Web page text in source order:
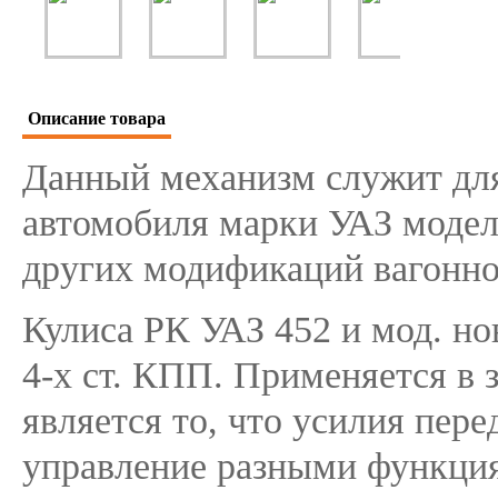
Описание товара
Данный механизм служит
автомобиля марки УАЗ
других модификаций
Кулиса РК УАЗ 452 и мод.
4-х ст. КПП. Применяется в
является то, что усилия
управление разными